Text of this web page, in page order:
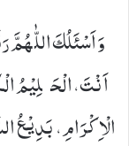
وَ اَسْئَلُكَ اللّٰهُمَّ
اَنْتَ، الْحَلِیْمُ
الْاِكْرَامِ، بَدِیْعُ